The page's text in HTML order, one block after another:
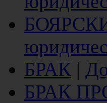
БРАК |
БРАК